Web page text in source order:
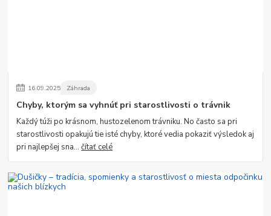
16.09.2025 Záhrada
Chyby, ktorým sa vyhnúť pri starostlivosti o trávnik
Každý túži po krásnom, hustozelenom trávniku. No často sa pri
starostlivosti opakujú tie isté chyby, ktoré vedia pokaziť výsledok aj
pri najlepšej sna...čítať celé